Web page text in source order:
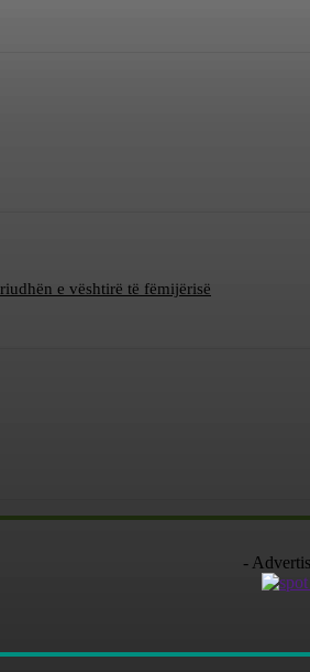
e vështirë të fëmijërisë
-